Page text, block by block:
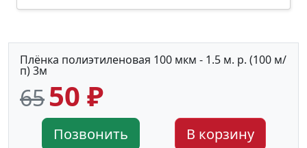
Плёнка полиэтиленовая 100 мкм - 1.5 м. р. (100 м/
п) 3м
6550 ₽
Позвонить В корзину